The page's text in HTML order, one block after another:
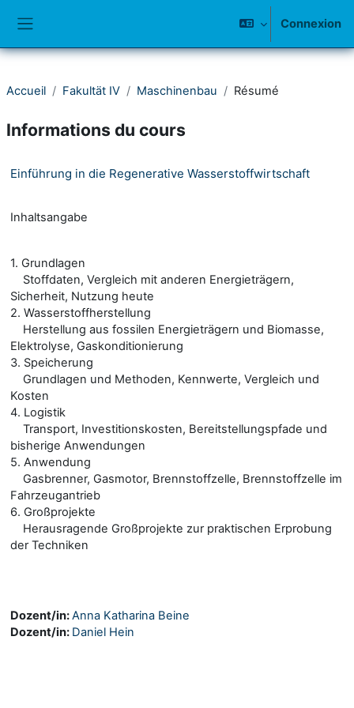
Connexion
Accueil Fakultät IV Maschinenbau Résumé
Informations du cours
Einführung in die Regenerative Wasserstoffwirtschaft
Inhaltsangabe
1. Grundlagen
Stoffdaten, Vergleich mit anderen Energieträgern,
Sicherheit, Nutzung heute
2. Wasserstoffherstellung
Herstellung aus fossilen Energieträgern und Biomasse,
Elektrolyse, Gaskonditionierung
3. Speicherung
Grundlagen und Methoden, Kennwerte, Vergleich und
Kosten
4. Logistik
Transport, Investitionskosten, Bereitstellungspfade und
bisherige Anwendungen
5. Anwendung
Gasbrenner, Gasmotor, Brennstoffzelle, Brennstoffzelle im
Fahrzeugantrieb
6. Großprojekte
Herausragende Großprojekte zur praktischen Erprobung
der Techniken
Dozent/in:Anna Katharina Beine
Dozent/in: Daniel Hein